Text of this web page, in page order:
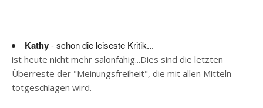
Kathy- schon die leiseste Kritik...
ist heute nicht mehr salonfähig...Dies sind die letzten
Überreste der "Meinungsfreiheit", die mit allen Mitteln
totgeschlagen wird.